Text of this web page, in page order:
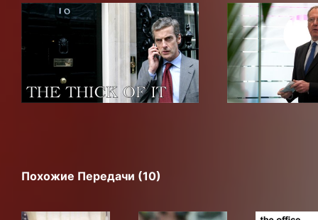
Похожие Передачи (10)